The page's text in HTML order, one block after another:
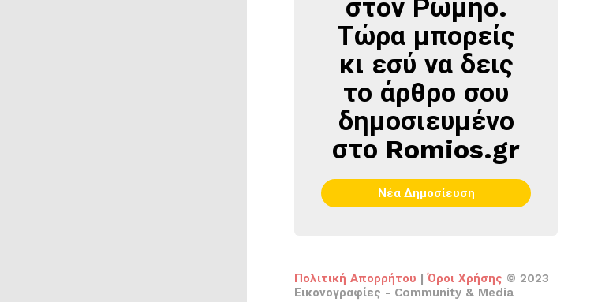
ΡΩΜΗΌ
στον Ρωμηό.
Τώρα μπορείς
κι εσύ να δεις
το άρθρο σου
δημοσιευμένο
στο Romios.gr
Νέα Δημοσίευση
Πολιτική Απορρήτου | Όροι Χρήσης © 2023
Εικονογραφίες - Community & Media